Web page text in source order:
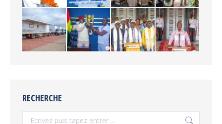
RECHERCHE